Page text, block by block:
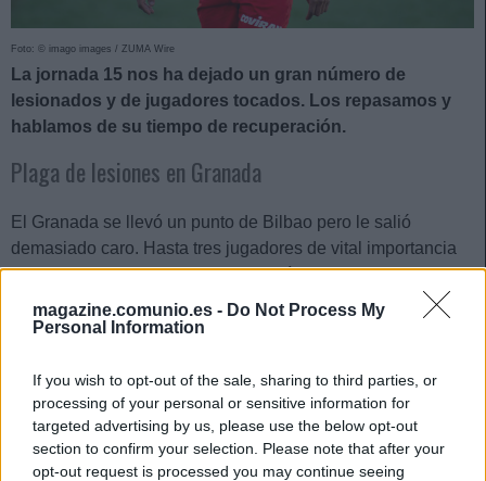
magazine.comunio.es - Do Not Process My
Personal Information
If you wish to opt-out of the sale, sharing to third parties, or
processing of your personal or sensitive information for
targeted advertising by us, please use the below opt-out
section to confirm your selection. Please note that after your
opt-out request is processed you may continue seeing
Foto: © imago images / ZUMA Wire
La jornada 15 nos ha dejado un gran número de
lesionados y de jugadores tocados. Los repasamos y
hablamos de su tiempo de recuperación.
Plaga de lesiones en Granada
El Granada se llevó un punto de Bilbao pero le salió
demasiado caro. Hasta tres jugadores de vital importancia
cayeron lesionados y tienen muy difícil volver en lo que
resta de año. El primero fue Germán, que tuvo que ser
sustituido en el minuto 46 con un esguince en la rodilla
un contragolpe sintió un fuerte pinchazo. El club ha
informado de que sufre una lesión fibrilar en el isquiosural
de la pierna derecha. Por último, Rochina recibió una
entrada por detrás que le provocó un esguince en su tobillo